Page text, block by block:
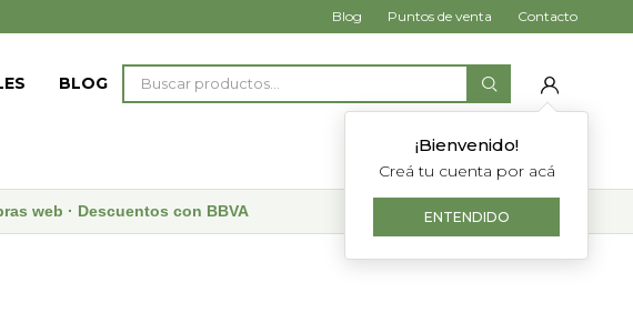
BLOG
¡Bienvenido!
Creá tu cuenta por acá
ENTENDIDO
Blog Puntos de venta Contacto
web · Descuentos con BBVA